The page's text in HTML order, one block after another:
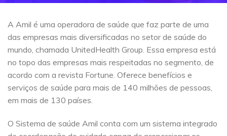
A Amil é uma operadora de saúde que faz parte de uma
das empresas mais diversificadas no setor de saúde do
mundo, chamada UnitedHealth Group. Essa empresa está
no topo das empresas mais respeitadas no segmento, de
acordo com a revista Fortune. Oferece benefícios e
serviços de saúde para mais de 140 milhões de pessoas,
em mais de 130 países.
O Sistema de saúde Amil conta com um sistema integrado